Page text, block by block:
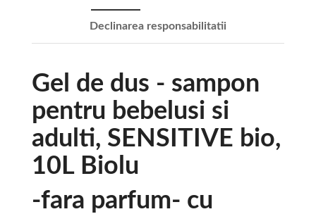
Declinarea responsabilitatii
Gel de dus - sampon
pentru bebelusi si
adulti, SENSITIVE bio,
10L Biolu
-fara parfum- cu